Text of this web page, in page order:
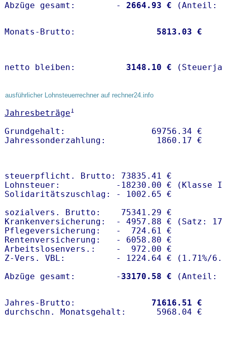
Abzüge gesamt:        -
2664.93 €
Monats-Brutto: 5813.03 €
netto bleiben: 3148.10 €
ausführlicher Lohnsteuerrechner auf rechner24.info
Jahresbeträge1
Grundgehalt:                 69756.34 €
steuerpflicht. Brutto: 73835.41 €
Lohnsteuer:           -18230.00 € (Klasse I)
Solidaritätszuschlag: - 1002.65 €
sozialvers. Brutto:    75341.29 €
Krankenversicherung:  - 4957.88 € (Satz:
Pflegeversicherung:   -  724.61 €
Rentenversicherung:   - 6058.80 €
Arbeitslosenvers.:    -  972.00 €
Z-Vers. VBL:          - 1224.64 € ( 1.71%/
Abzüge gesamt:        - 33170.58 €
Jahres-Brutto: 71616.51 €